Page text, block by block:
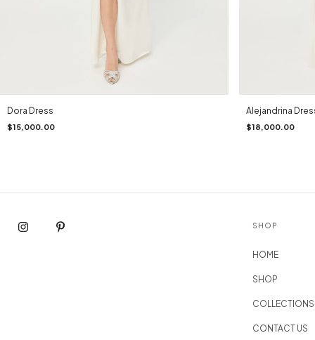
Dora Dress
$15,000.00
Alejandrina
$18,000.00
SHOP
HOME
SHOP
COLLECTIONS
CONTACT US